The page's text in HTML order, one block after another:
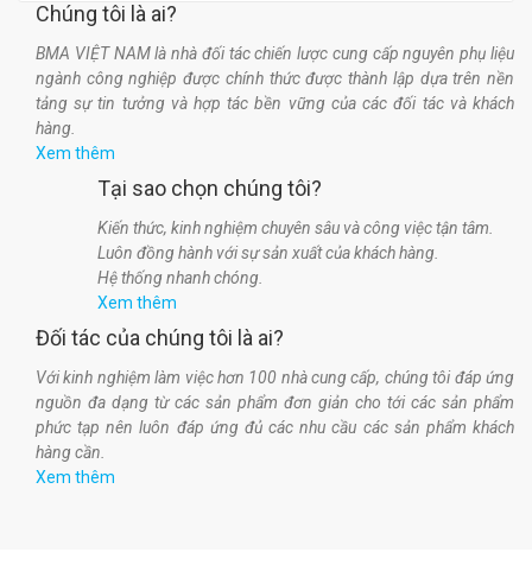
Chúng tôi là ai?
BMA VIỆT NAM là nhà đối tác chiến lược cung cấp nguyên phụ liệu
ngành công nghiệp được chính thức được thành lập dựa trên nền
tảng sự tin tưởng và hợp tác bền vững của các đối tác và khách
hàng.
Xem thêm
Tại sao chọn chúng tôi?
Kiến thức, kinh nghiệm chuyên sâu và công việc tận tâm.
Luôn đồng hành với sự sản xuất của khách hàng.
Hệ thống nhanh chóng.
Xem thêm
Đối tác của chúng tôi là ai?
Với kinh nghiệm làm việc hơn 100 nhà cung cấp, chúng tôi đáp ứng
nguồn đa dạng từ các sản phẩm đơn giản cho tới các sản phẩm
phức tạp nên luôn đáp ứng đủ các nhu cầu các sản phẩm khách
hàng cần.
Xem thêm